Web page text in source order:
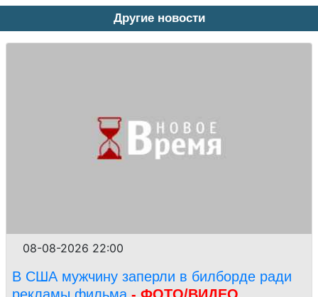
Другие новости
08-08-2026 22:00
В США мужчину заперли в билборде ради